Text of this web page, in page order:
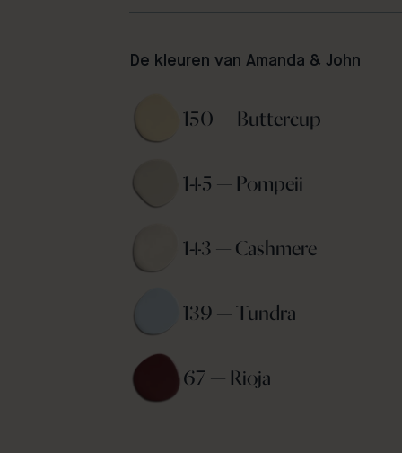
De kleuren van Amanda & John
150 — Buttercup
145 — Pompeii
143 — Cashmere
139 — Tundra
67 — Rioja